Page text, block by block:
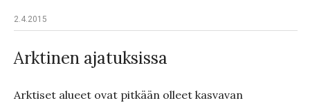
2.4.2015
Arktinen ajatuksissa
Arktiset alueet ovat pitkään olleet kasvavan